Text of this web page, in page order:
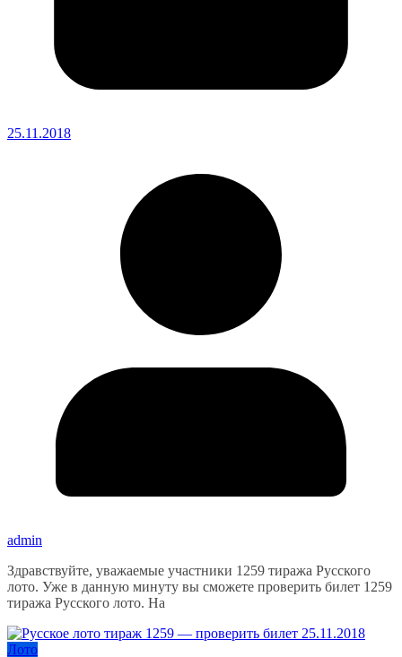
25.11.2018
admin
Здравствуйте, уважаемые участники 1259 тиража Русского
лото. Уже в данную минуту вы сможете проверить билет 1259
тиража Русского лото. На
Лото